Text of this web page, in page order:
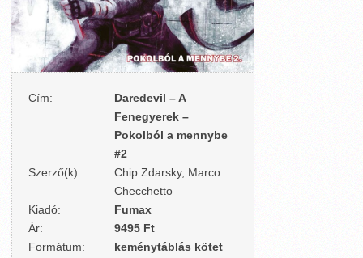
Cím:
Daredevil – A
Fenegyerek –
Pokolból a mennybe
#2
Szerző(k):
Chip Zdarsky, Marco
Checchetto
Kiadó:
Fumax
Ár:
9495 Ft
Formátum:
keménytáblás kötet